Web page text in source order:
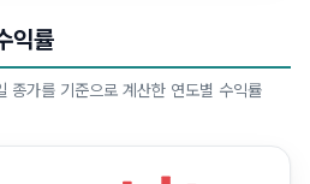
익률
종가를 기준으로 계산한 연도별 수익률